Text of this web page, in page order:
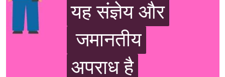
यह संज्ञेय और
जमानतीय
अपराध है
यह संज्ञेय और
जमानतीय
अपराध है